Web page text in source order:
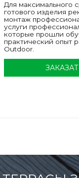
Для максимального
готового изделия
монтаж
услуги
которые прошли
практический опыт
Outdoor.